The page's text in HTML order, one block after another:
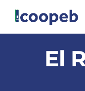
contenu
El